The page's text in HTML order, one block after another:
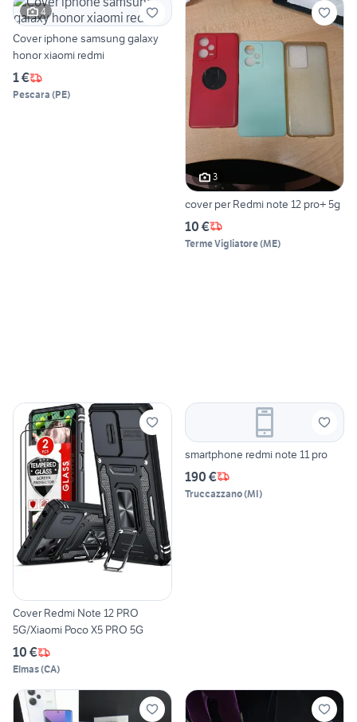
4
Cover iphone samsung galaxy
honor xiaomi redmi
1 €
Pescara (PE)
3
cover per Redmi note 12 pro+ 5g
10 €
Terme Vigliatore(ME)
Cover Redmi Note 12 PRO
5G/Xiaomi Poco X5 PRO 5G
10 €
Elmas(CA)
smartphone redmi note 11 pro
190 €
Truccazzano(MI)